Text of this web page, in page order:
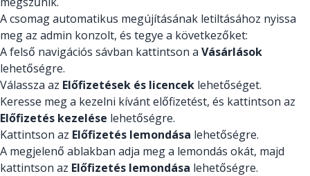
A csomag automatikus megújításának letiltásához nyissa
meg az admin konzolt, és tegye a következőket:
A felső navigációs sávban kattintson a Vásárlások
lehetőségre.
Válassza az Előfizetések és licencek lehetőséget.
Keresse meg a kezelni kívánt előfizetést, és kattintson az
Előfizetés kezelése lehetőségre.
Kattintson az Előfizetés lemondása lehetőségre.
A megjelenő ablakban adja meg a lemondás okát, majd
kattintson az Előfizetés lemondása lehetőségre.